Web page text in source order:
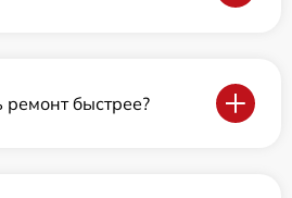
быстрее?